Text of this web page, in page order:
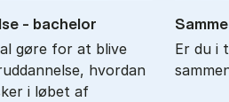
- ba­chel­or
gøre for at blive
hvordan
i løbet af
Er du i